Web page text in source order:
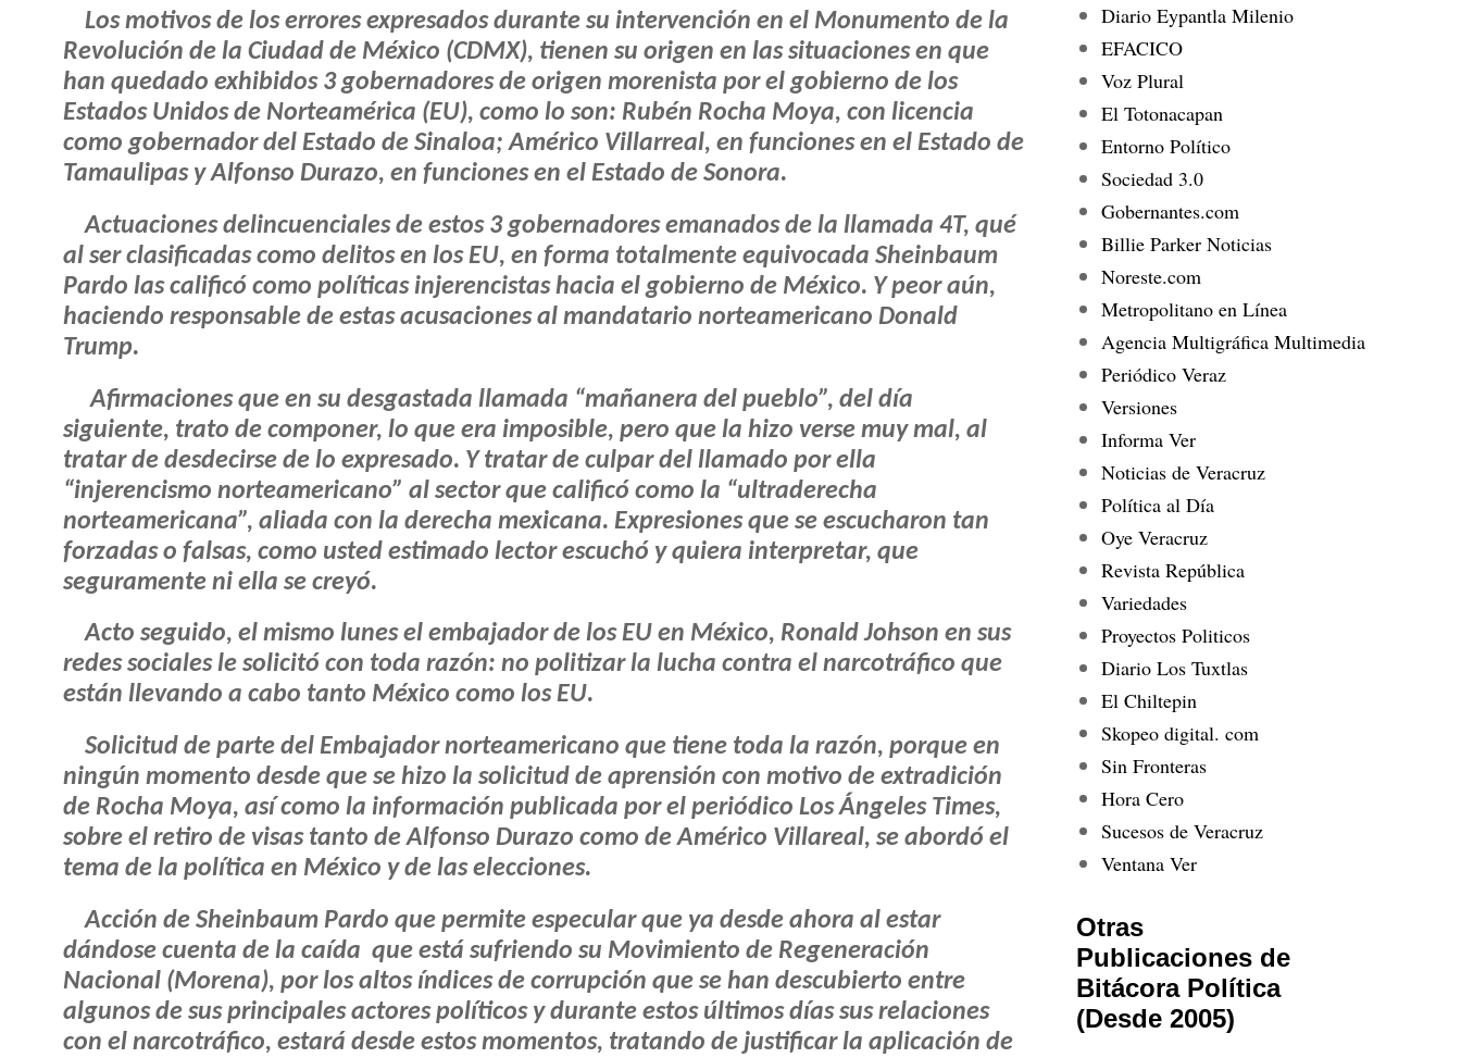
Los motivos de los errores expresados durante su intervención en el Monumento de la
Revolución de la Ciudad de México (CDMX), tienen su origen en las situaciones en que
han quedado exhibidos 3 gobernadores de origen morenista por el gobierno de los
Estados Unidos de Norteamérica (EU), como lo son: Rubén Rocha Moya, con licencia
como gobernador del Estado de Sinaloa; Américo Villarreal, en funciones en el Estado de
Tamaulipas y Alfonso Durazo, en funciones en el Estado de Sonora.
Actuaciones delincuenciales de estos 3 gobernadores emanados de la llamada 4T, qué
al ser clasificadas como delitos en los EU, en forma totalmente equivocada Sheinbaum
Pardo las calificó como políticas injerencistas hacia el gobierno de México. Y peor aún,
haciendo responsable de estas acusaciones al mandatario norteamericano Donald
Trump.
Afirmaciones que en su desgastada llamada “mañanera del pueblo”, del día
siguiente, trato de componer, lo que era imposible, pero que la hizo verse muy mal, al
tratar de desdecirse de lo expresado. Y tratar de culpar del llamado por ella
“injerencismo norteamericano” al sector que calificó como la “ultraderecha
norteamericana”, aliada con la derecha mexicana. Expresiones que se escucharon tan
forzadas o falsas, como usted estimado lector escuchó y quiera interpretar, que
seguramente ni ella se creyó.
Acto seguido, el mismo lunes el embajador de los EU en México, Ronald Johson en sus
redes sociales le solicitó con toda razón: no politizar la lucha contra el narcotráfico que
están llevando a cabo tanto México como los EU.
Solicitud de parte del Embajador norteamericano que tiene toda la razón, porque en
ningún momento desde que se hizo la solicitud de aprensión con motivo de extradición
de Rocha Moya, así como la información publicada por el periódico Los Ángeles Times,
sobre el retiro de visas tanto de Alfonso Durazo como de Américo Villareal, se abordó el
tema de la política en México y de las elecciones.
Acción de Sheinbaum Pardo que permite especular que ya desde ahora al estar
dándose cuenta de la caída que está sufriendo su Movimiento de Regeneración
Nacional (Morena), por los altos índices de corrupción que se han descubierto entre
algunos de sus principales actores políticos y durante estos últimos días sus relaciones
con el narcotráfico, estará desde estos momentos, tratando de justificar la aplicación de
Diario Eypantla Milenio
EFACICO
Voz Plural
El Totonacapan
Entorno Político
Sociedad 3.0
Gobernantes.com
Billie Parker Noticias
Noreste.com
Metropolitano en Línea
Agencia Multigráfica Multimedia
Periódico Veraz
Versiones
Informa Ver
Noticias de Veracruz
Política al Día
Oye Veracruz
Revista República
Variedades
Proyectos Politicos
Diario Los Tuxtlas
El Chiltepin
Skopeo digital. com
Sin Fronteras
Hora Cero
Sucesos de Veracruz
Ventana Ver
Otras
Publicaciones de
Bitácora Política
(Desde 2005)